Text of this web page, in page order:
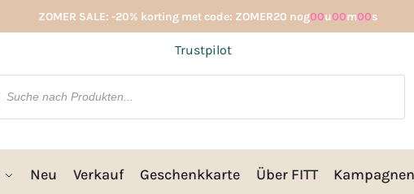
ZOMER SALE: -20% korting met code: ZOMER20 nog00u00m00s
Trustpilot
Neu Verkauf Geschenkkarte Über FITT Kampagnen